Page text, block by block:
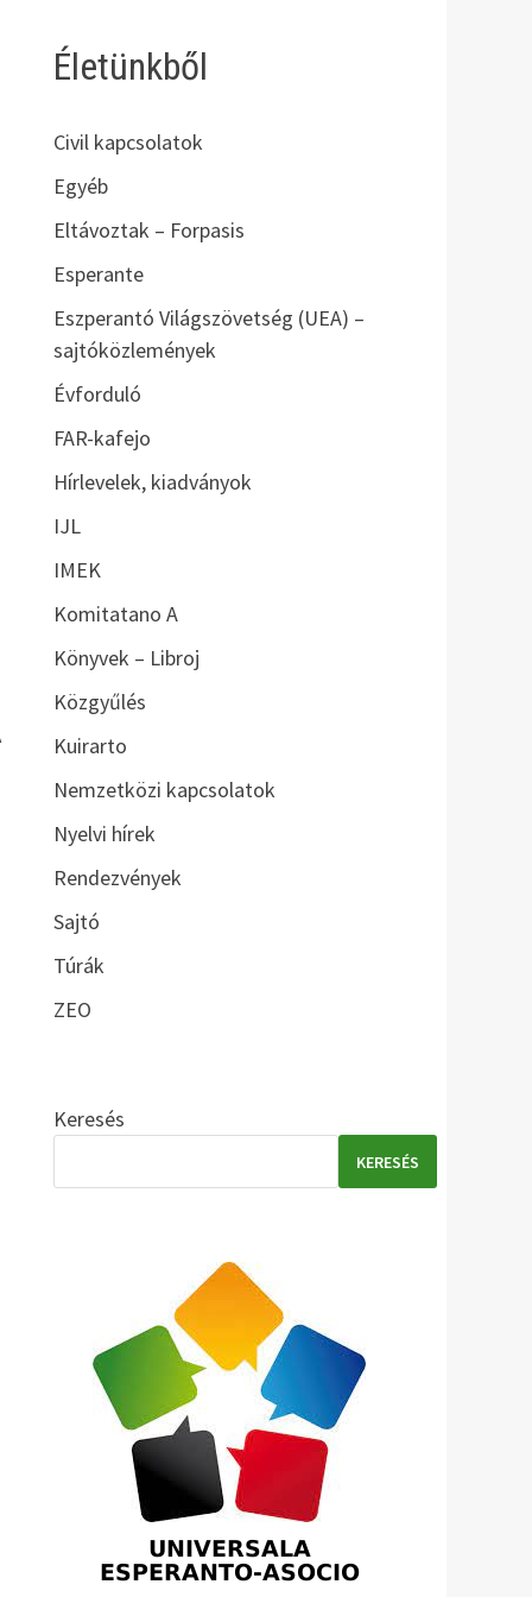
Életünkből
Civil kapcsolatok
Egyéb
Eltávoztak – Forpasis
Esperante
Eszperantó Világszövetség (UEA) –
sajtóközlemények
Évforduló
FAR-kafejo
Hírlevelek, kiadványok
IJL
IMEK
Komitatano A
Könyvek – Libroj
Közgyűlés
Kuirarto
Nemzetközi kapcsolatok
Nyelvi hírek
Rendezvények
Sajtó
Túrák
ZEO
Keresés
KERESÉS